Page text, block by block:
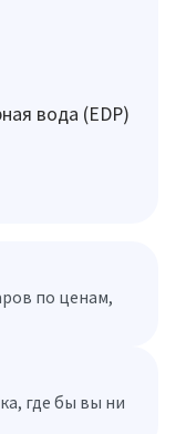
вода (EDP)
по ценам,
где бы вы ни